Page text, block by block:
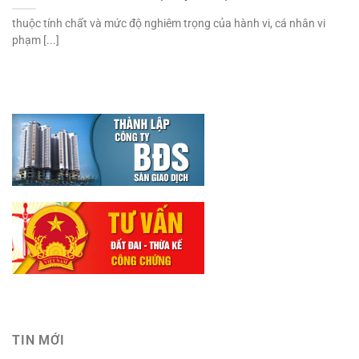
thuộc tính chất và mức độ nghiêm trọng của hành vi, cá nhân vi
phạm [...]
TIN MỚI